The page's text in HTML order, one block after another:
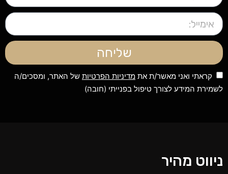
שליחה
קראתי ואני מאשר/ת את מדיניות הפרטיות של האתר, ומסכים/ה
לשמירת המידע לצורך טיפול בפנייתי (חובה)
ניווט מהיר